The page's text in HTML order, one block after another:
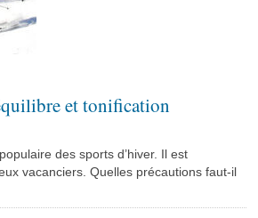
et tonification
des sports d’hiver. Il est
vacanciers. Quelles précautions faut-il